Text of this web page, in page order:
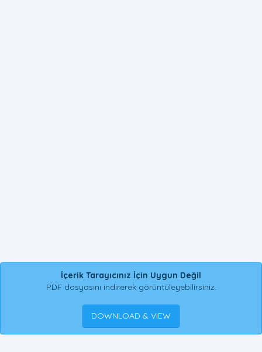
İçerik Tarayıcınız İçin Uygun Değil
PDF dosyasını indirerek görüntüleyebilirsiniz.
DOWNLOAD & VIEW